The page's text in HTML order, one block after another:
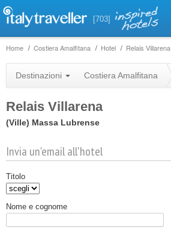
[703]
Home Costiera Amalfitana Hotel Relais Villarena
Destinazioni Costiera Amalfitana
Relais Villarena
(Ville) Massa Lubrense
Invia un'email all'hotel
Titolo
Nome e cognome